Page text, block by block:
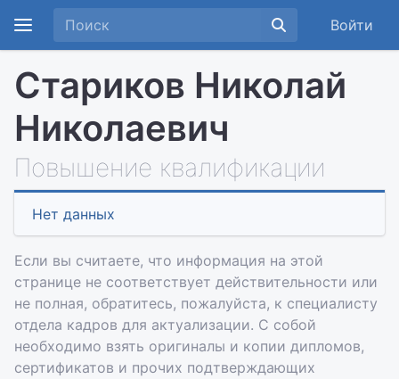
Войти
Стариков Николай
Николаевич
Повышение квалификации
Нет данных
Если вы считаете, что информация на этой
странице не соответствует действительности или
не полная, обратитесь, пожалуйста, к специалисту
отдела кадров для актуализации. С собой
необходимо взять оригиналы и копии дипломов,
сертификатов и прочих подтверждающих